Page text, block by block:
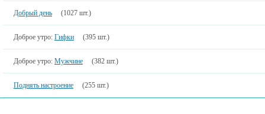
Добрый день (1027 шт.)
Доброе утро: Гифки (395 шт.)
Доброе утро: Мужчине (382 шт.)
Поднять настроение (255 шт.)